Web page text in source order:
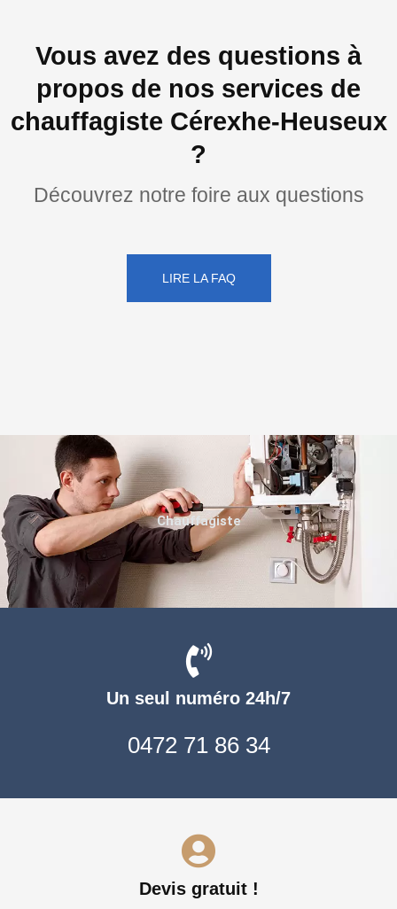
Vous avez des questions à
propos de nos services de
chauffagiste Cérexhe-Heuseux
?
Découvrez notre foire aux questions
LIRE LA FAQ
Un seul numéro 24h/7
0472 71 86 34
Devis gratuit !
Chauffagiste